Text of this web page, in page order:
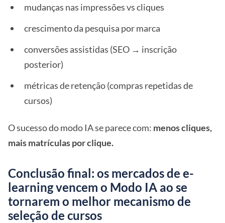
mudanças nas impressões vs cliques
crescimento da pesquisa por marca
conversões assistidas (SEO → inscrição
posterior)
métricas de retenção (compras repetidas de
cursos)
O sucesso do modo IA se parece com: menos cliques,
mais matrículas por clique.
Conclusão final: os mercados de e-
learning vencem o Modo IA ao se
tornarem o melhor mecanismo de
seleção de cursos